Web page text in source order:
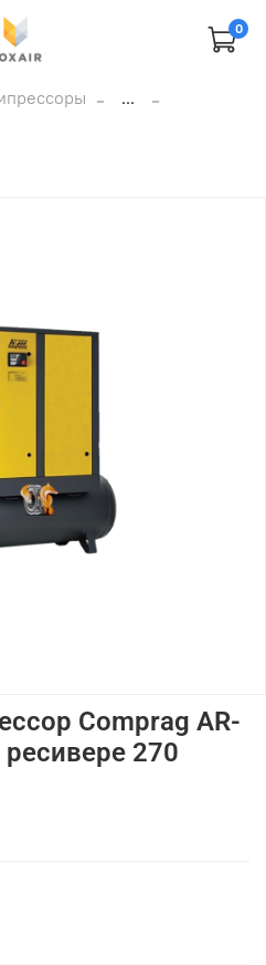
0
...
Comprag AR-
270